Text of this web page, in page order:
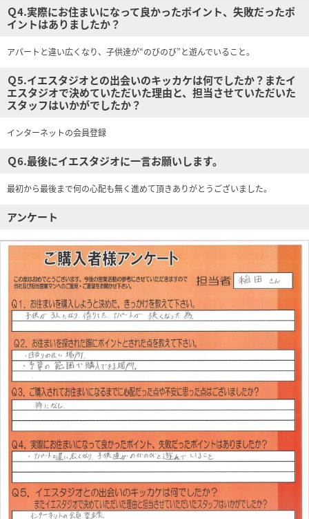
Ｑ4.実際にお住まいになって良かったポイント、失敗だったポ
イントはありましたか？
アパートと違い広くなり、子供達が“のびのび”と遊んでいること。
Ｑ5.イエスタジオとの出会いのキッカケは何でしたか？またイ
エスタジオで決めていただいた理由と、担当させていただいた
スタッフはいかがでしたか？
インターネットの会員登録
Ｑ6.最後にイエスタジオに一言お願いします。
最初から最後まで何の心配も無く進めて頂きありがとうございました。
アンケート